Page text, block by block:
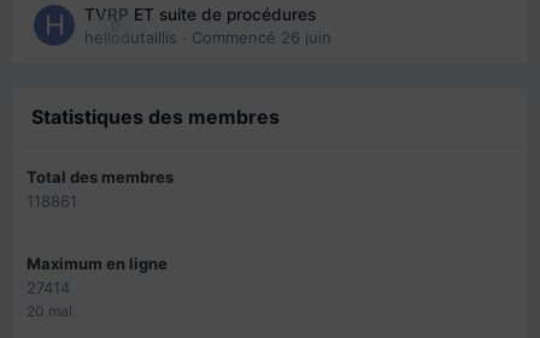
0
TVRP ET suite de procédures
hellodutaillis · Commencé 26 juin
Statistiques des membres
Total des membres
118861
Maximum en ligne
27414
20 mai